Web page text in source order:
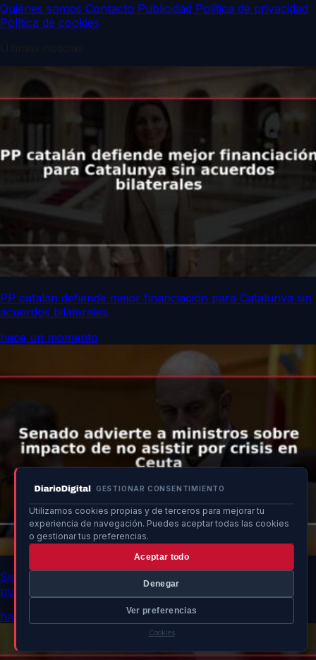
GESTIONAR CONSENTIMIENTO
Utilizamos cookies propias y de terceros para mejorar tu
experiencia de navegación. Puedes aceptar todas las cookies
o gestionar tus preferencias.
Aceptar todo
Denegar
Ver preferencias
Cookies
Quiénes somos Contacto Publicidad Política de privacidad
Política de cookies
PP catalán defiende mejor financiación para Catalunya sin
acuerdos bilaterales
hace un momento
Senado advierte a ministros sobre impacto de no asistir
por crisis en Ceuta
hace un momento